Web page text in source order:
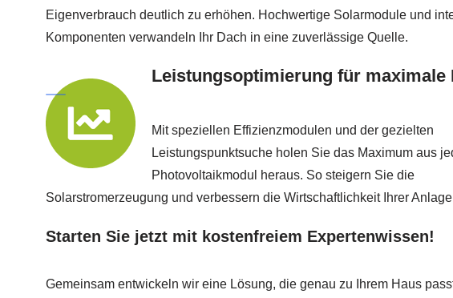
Eigenverbrauch deutlich zu erhöhen. Hochwertige Solarmodule und
Komponenten verwandeln Ihr Dach in eine zuverlässige Quelle.
Leistungsoptimierung für maximale
Mit speziellen Effizienzmodulen und der gezielten
Leistungspunktsuche holen Sie das Maximum aus
Photovoltaikmodul heraus. So steigern Sie die
Solarstromerzeugung und verbessern die Wirtschaftlichkeit Ihrer
Starten Sie jetzt mit kostenfreiem Expertenwissen!
Gemeinsam entwickeln wir eine Lösung, die genau zu Ihrem Haus